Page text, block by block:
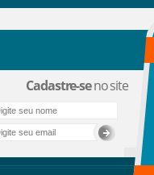
Cadastre-seno site